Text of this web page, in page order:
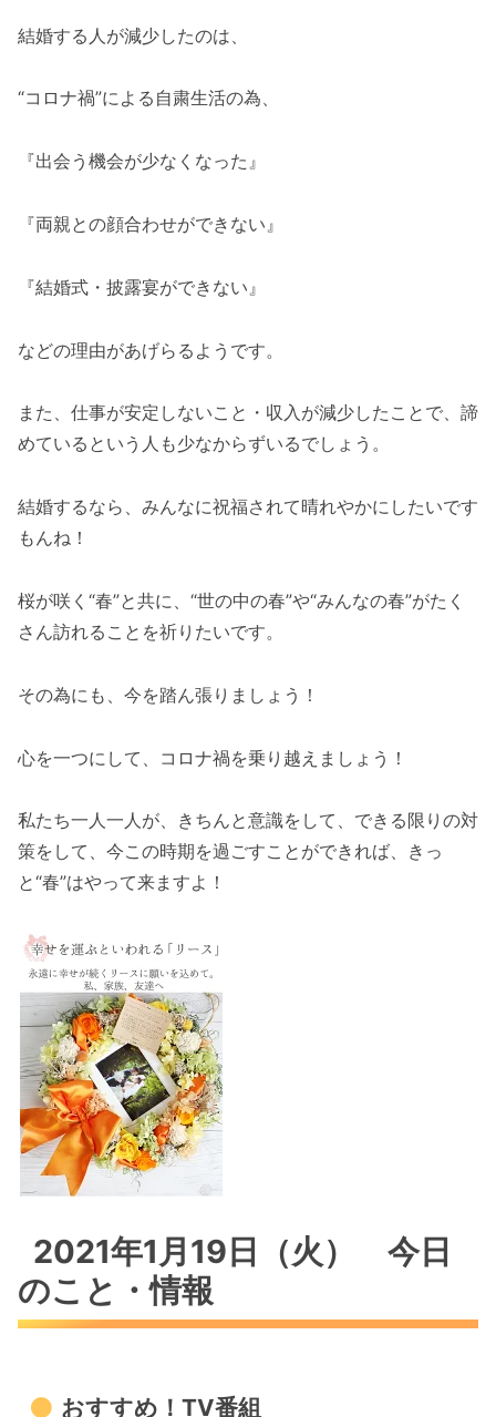
結婚する人が減少したのは、
“コロナ禍”による自粛生活の為、
『出会う機会が少なくなった』
『両親との顔合わせができない』
『結婚式・披露宴ができない』
などの理由があげらるようです。
また、仕事が安定しないこと・収入が減少したことで、諦
めているという人も少なからずいるでしょう。
結婚するなら、みんなに祝福されて晴れやかにしたいです
もんね！
桜が咲く“春”と共に、“世の中の春”や“みんなの春”がたく
さん訪れることを祈りたいです。
その為にも、今を踏ん張りましょう！
心を一つにして、コロナ禍を乗り越えましょう！
私たち一人一人が、きちんと意識をして、できる限りの対
策をして、今この時期を過ごすことができれば、きっ
と“春”はやって来ますよ！
2021年1月19日（火） 今日
のこと・情報
おすすめ！TV番組